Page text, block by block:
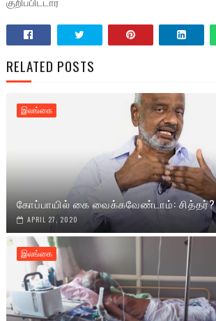
குறிப்பிட்டார்
RELATED POSTS
இலங்கை
கோப்பாயில் கை வைக்கவேண்டாம்: சித்தர்?
APRIL 27, 2020
இலங்கை